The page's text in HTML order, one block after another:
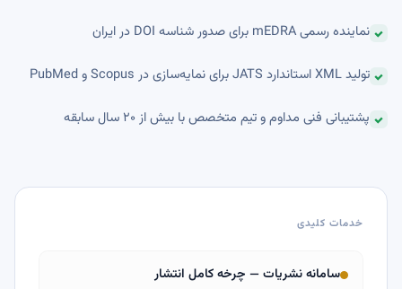
نماینده رسمی mEDRA برای صدور شناسه DOI در ایران
تولید XML استاندارد JATS برای نمایه‌سازی در Scopus و PubMed
پشتیبانی فنی مداوم و تیم متخصص با بیش از ۲۰ سال سابقه
خدمات کلیدی
سامانه نشریات — چرخه کامل انتشار